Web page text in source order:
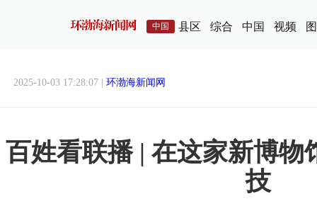
中国 县区 综合 中国 视频
2025-10-03 17:28:07 | 环渤海新闻网
百姓看联播 | 在这家新博物
技